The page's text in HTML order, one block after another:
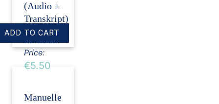
(Audio +
Transkript)
› Dirk
Price:
€5.50
Manuelle